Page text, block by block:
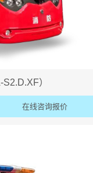
）
在线咨询报价